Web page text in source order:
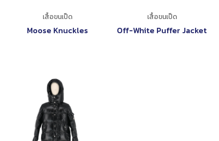
เสื้อขนเป็ด
Moose Knuckles
เสื้อขนเป็ด
Off-White Puffer Jacket